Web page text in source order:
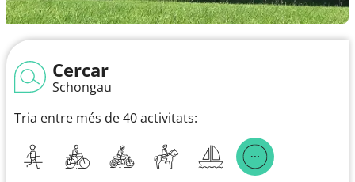
Cercar
Schongau
Tria entre més de 40 activitats: